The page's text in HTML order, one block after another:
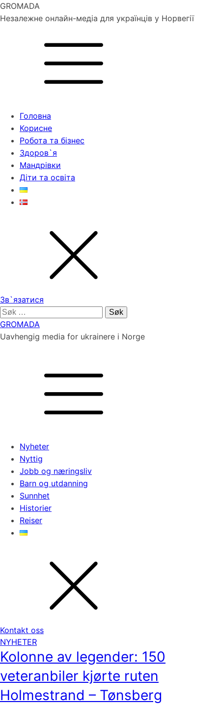
GROMADA
Незалежне онлайн-медіа для українців у Норвегії
Головна
Корисне
Робота та бізнес
Здоров`я
Мандрівки
Діти та освіта
Зв`язатися
Søk
etter:
GROMADA
Uavhengig media for ukrainere i Norge
Nyheter
Nyttig
Jobb og næringsliv
Barn og utdanning
Sunnhet
Historier
Reiser
Kontakt oss
NYHETER
Kolonne av legender: 150
veteranbiler kjørte ruten
Holmestrand – Tønsberg